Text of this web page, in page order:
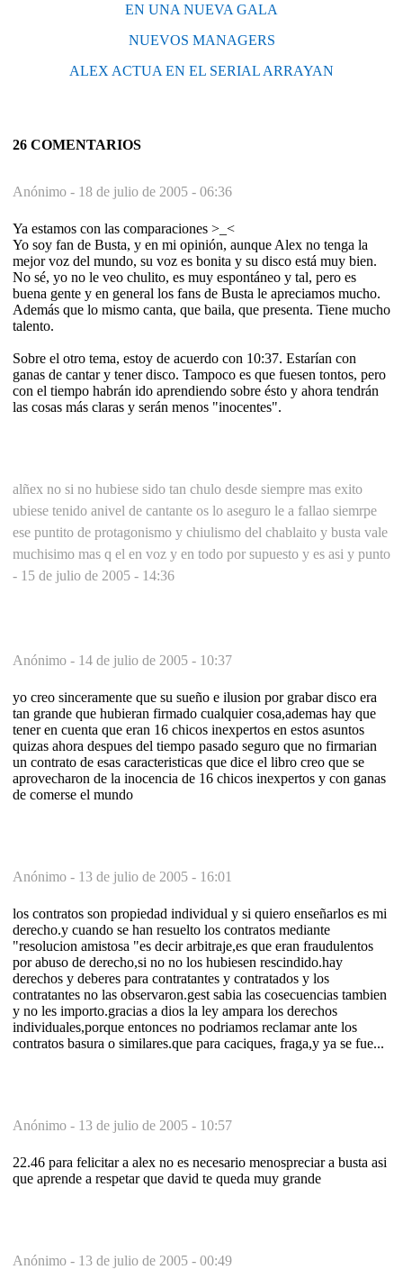
EN UNA NUEVA GALA
NUEVOS MANAGERS
ALEX ACTUA EN EL SERIAL ARRAYAN
26 COMENTARIOS
Anónimo - 18 de julio de 2005 - 06:36
Ya estamos con las comparaciones >_<
Yo soy fan de Busta, y en mi opinión, aunque Alex no tenga la
mejor voz del mundo, su voz es bonita y su disco está muy bien.
No sé, yo no le veo chulito, es muy espontáneo y tal, pero es
buena gente y en general los fans de Busta le apreciamos mucho.
Además que lo mismo canta, que baila, que presenta. Tiene mucho
talento.
Sobre el otro tema, estoy de acuerdo con 10:37. Estarían con
ganas de cantar y tener disco. Tampoco es que fuesen tontos, pero
con el tiempo habrán ido aprendiendo sobre ésto y ahora tendrán
las cosas más claras y serán menos "inocentes".
alñex no si no hubiese sido tan chulo desde siempre mas exito
ubiese tenido anivel de cantante os lo aseguro le a fallao siemrpe
ese puntito de protagonismo y chiulismo del chablaito y busta vale
muchisimo mas q el en voz y en todo por supuesto y es asi y punto
- 15 de julio de 2005 - 14:36
Anónimo - 14 de julio de 2005 - 10:37
yo creo sinceramente que su sueño e ilusion por grabar disco era
tan grande que hubieran firmado cualquier cosa,ademas hay que
tener en cuenta que eran 16 chicos inexpertos en estos asuntos
quizas ahora despues del tiempo pasado seguro que no firmarian
un contrato de esas caracteristicas que dice el libro creo que se
aprovecharon de la inocencia de 16 chicos inexpertos y con ganas
de comerse el mundo
Anónimo - 13 de julio de 2005 - 16:01
los contratos son propiedad individual y si quiero enseñarlos es mi
derecho.y cuando se han resuelto los contratos mediante
"resolucion amistosa "es decir arbitraje,es que eran fraudulentos
por abuso de derecho,si no no los hubiesen rescindido.hay
derechos y deberes para contratantes y contratados y los
contratantes no las observaron.gest sabia las cosecuencias tambien
y no les importo.gracias a dios la ley ampara los derechos
individuales,porque entonces no podriamos reclamar ante los
contratos basura o similares.que para caciques, fraga,y ya se fue...
Anónimo - 13 de julio de 2005 - 10:57
22.46 para felicitar a alex no es necesario menospreciar a busta asi
que aprende a respetar que david te queda muy grande
Anónimo - 13 de julio de 2005 - 00:49